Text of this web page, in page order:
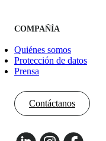
COMPAÑÍA
Quiénes somos
Protección de datos
Prensa
Contáctanos